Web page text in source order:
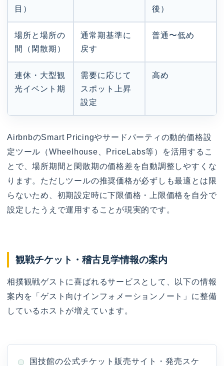
目）
後）
場所と場所の
間（閑散期）
通常期基準に
戻す
普通〜低め
連休・大型観
光イベント期
需要に応じて
スポット上昇
設定
高め
AirbnbのSmart Pricingやサードパーティの動的価格設
定ツール（Wheelhouse、PriceLabs等）を活用するこ
とで、場所期間と閑散期の価格差を自動調整しやすくな
ります。ただしツールの推奨価格が必ずしも最適とは限
らないため、初期設定時に下限価格・上限価格を自分で
設定したうえで運用することが現実的です。
観戦チケット・稽古見学情報の案内
相撲観戦ゲストに喜ばれるサービスとして、以下の情報
案内を「ゲスト向けインフォメーションノート」に整備
しているホストが増えています。
国技館の公式チケット販売サイト・発売スケ